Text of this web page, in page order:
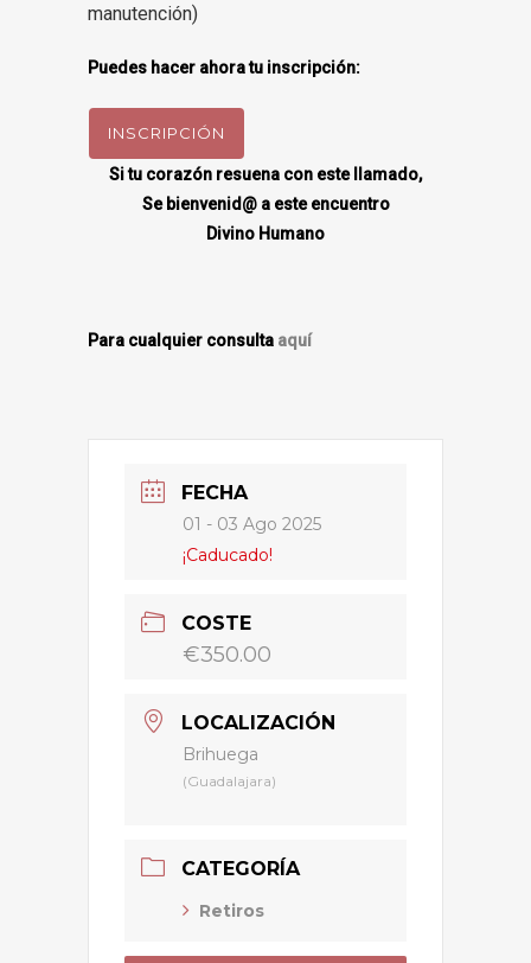
manutención)
Puedes hacer ahora tu inscripción:
INSCRIPCIÓN
Si tu corazón resuena con este llamado,
Se bienvenid@ a este encuentro
Divino Humano
Para cualquier consulta aquí
FECHA
01 - 03 Ago 2025
¡Caducado!
COSTE
€350.00
LOCALIZACIÓN
Brihuega
(Guadalajara)
CATEGORÍA
Retiros